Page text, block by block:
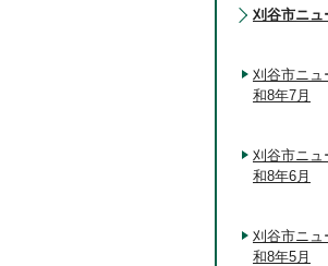
刈谷市ニュ
刈谷市ニ
和8年7月
刈谷市ニ
和8年6月
刈谷市ニ
和8年5月